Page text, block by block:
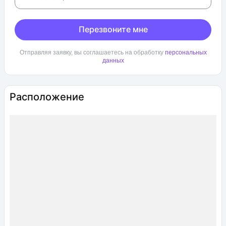
Расположение
Перезвоните мне
Отправляя заявку, вы соглашаетесь на обработку персональных
данных